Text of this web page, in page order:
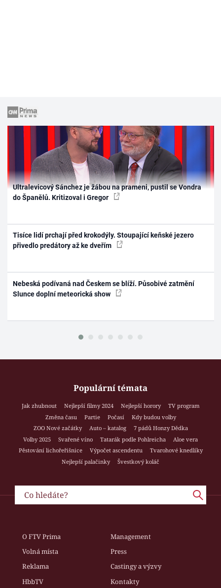
Ultralevicový Sánchez je žábou na prameni, pustil se Vondra
do Španělů. Kritizoval i Gregor
Tisíce lidí prchají před krokodýly. Stoupající keňské jezero
přivedlo predátory až ke dveřím
Nebeská podívaná nad Českem se blíží. Působivé zatmění
Slunce doplní meteorická show
Populární témata
Jak zhubnout Nejlepší filmy 2024 Nejlepší horory
TV program
Změna času
Partie Počasí
Kdy budou volby
ZOO Nové začátky
Auto – katalog
7 pádů Honzy Dědka
Volby 2025
Svařené víno Tatarák podle Pohlreicha
Aloe vera
Pěstování lichořeřišnice
Výpočet ascendentu
Tvarohové knedlíky
Nejlepší palačinky
Švestkový koláč
O FTV Prima
Management
Volná místa
Press
Reklama
Castingy a výzvy
HbbTV
Kontakty